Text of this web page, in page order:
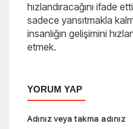
hızlandıracağını ifade
sadece yansıtmakla
insanlığın gelişimini
etmek.
YORUM YAP
Adınız veya takma adınız